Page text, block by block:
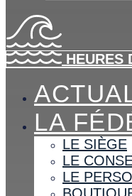
HEURES
LA
LE SIÈGE
LE
LE